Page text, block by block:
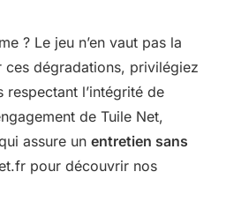
? Le jeu n’en vaut pas la
ces dégradations, privilégiez
l’intégrité de
de Tuile Net,
assure un entretien sans
pour découvrir nos